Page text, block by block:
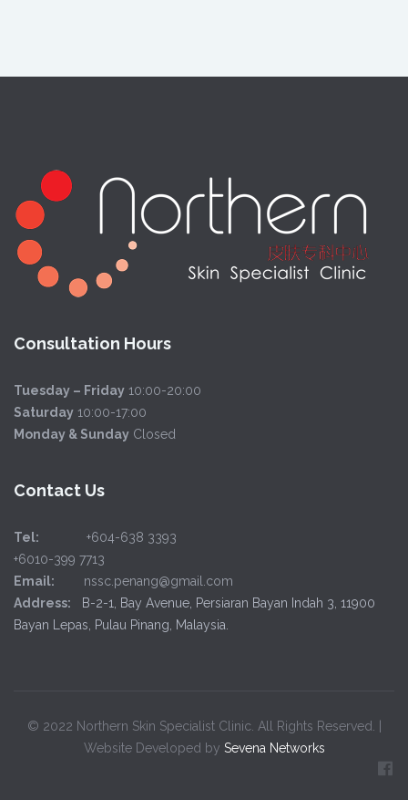
Consultation Hours
Tuesday – Friday 10:00-20:00
Saturday 10:00-17:00
Monday & Sunday Closed
Contact Us
Tel: +604-638 3393
+6010-399 7713
Email:
nssc.penang@gmail.com
Address:
B-2-1, Bay Avenue, Persiaran Bayan Indah 3, 11900
Bayan Lepas, Pulau Pinang, Malaysia.
© 2022 Northern Skin Specialist Clinic. All Rights Reserved. |
Website Developed by Sevena Networks